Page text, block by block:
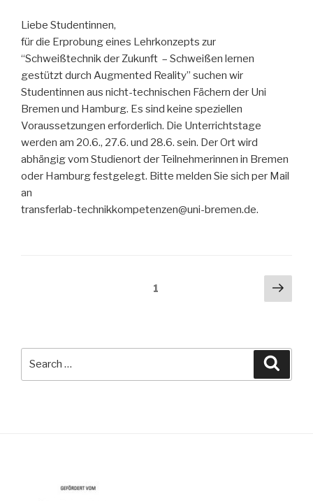
Liebe Studentinnen,
für die Erprobung eines Lehrkonzepts zur
“Schweißtechnik der Zukunft – Schweißen lernen
gestützt durch Augmented Reality” suchen wir
Studentinnen aus nicht-technischen Fächern der Uni
Bremen und Hamburg. Es sind keine speziellen
Voraussetzungen erforderlich. Die Unterrichtstage
werden am 20.6., 27.6. und 28.6. sein. Der Ort wird
abhängig vom Studienort der Teilnehmerinnen in Bremen
oder Hamburg festgelegt. Bitte melden Sie sich per Mail
an
transferlab-technikkompetenzen@uni-bremen.de.
1
Next